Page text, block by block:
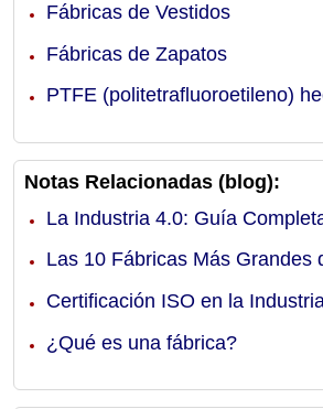
Fábricas de Vestidos
Fábricas de Zapatos
PTFE (politetrafluoroetileno)
Notas Relacionadas (blog):
La Industria 4.0: Guía
Las 10 Fábricas Más Grandes
Certificación ISO en la
¿Qué es una fábrica?